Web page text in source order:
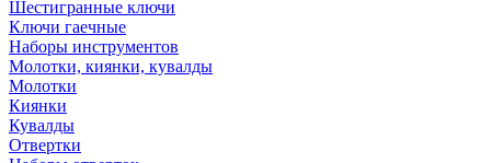
Шестигранные ключи
Ключи гаечные
Наборы инструментов
Молотки, киянки, кувалды
Молотки
Киянки
Кувалды
Отвертки